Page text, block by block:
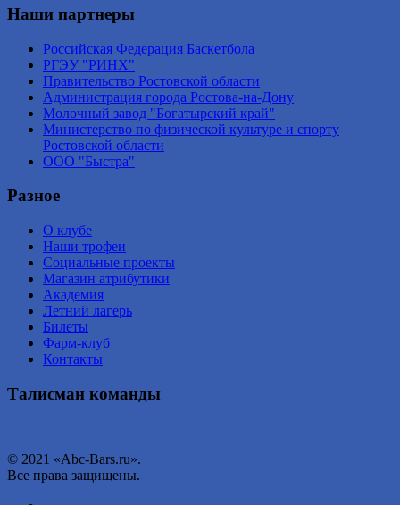
Наши партнеры
Российская Федерация Баскетбола
РГЭУ "РИНХ"
Правительство Ростовской области
Администрация города Ростова-на-Дону
Молочный завод "Богатырский край"
Министерство по физической культуре и спорту
Ростовской области
ООО "Быстра"
Разное
О клубе
Наши трофеи
Социальные проекты
Магазин атрибутики
Академия
Летний лагерь
Билеты
Фарм-клуб
Контакты
Талисман команды
© 2021 «Abc-Bars.ru».
Все права защищены.